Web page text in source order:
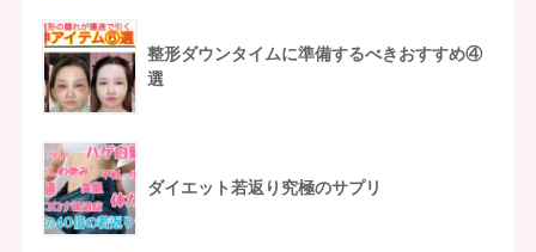
整形ダウンタイムに準備するべきおすすめ④
選
ダイエット若返り究極のサプリ